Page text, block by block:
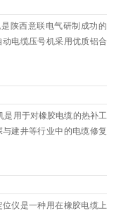
陕西意联电气研制成功的
电缆压号机采用优质铝合
是用于对橡胶电缆的热补工
建井等行业中的电缆修复
仪是一种用在橡胶电缆上